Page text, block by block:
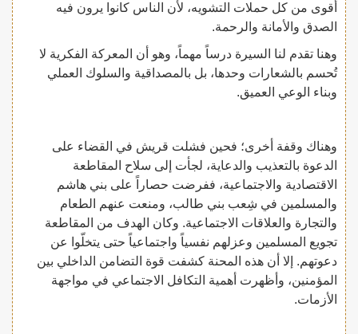
أقوى من كل حملات التشويه، لأن الناس كانوا يرون فيه
الصدق والأمانة والرحمة.
وهنا تقدم لنا السيرة درساً مهماً، وهو أن المعركة الفكرية لا
تُحسم بالشعارات وحدها، بل بالمصداقية والسلوك العملي
وبناء الوعي العميق.
وهناك وقفة أخرى؛ فحين فشلت قريش في القضاء على
الدعوة بالتعذيب والدعاية، لجأت إلى سلاح المقاطعة
الاقتصادية والاجتماعية، ففرضت حصاراً على بني هاشم
والمسلمين في شِعب بني طالب، ومنعت عنهم الطعام
والتجارة والعلاقات الاجتماعية. وكان الهدف من المقاطعة
تجويع المسلمين وعزلهم نفسياً واجتماعياً حتى يتخلّوا عن
دعوتهم. إلا أن هذه المحنة كشفت قوة التضامن الداخلي بين
المؤمنين، وأظهرت أهمية التكافل الاجتماعي في مواجهة
الأزمات.